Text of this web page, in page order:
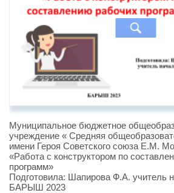
Муниципальное бюджетное
учреждение « Средняя
имени Героя Советского союза Е.М.
«Работа с конструктором по
программ»
Подготовила: Шапирова Ф.А. учитель
БАРЫШ 2023